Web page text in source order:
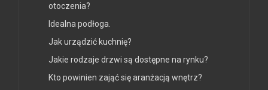
otoczenia?
Idealna podłoga.
Jak urządzić kuchnię?
Jakie rodzaje drzwi są dostępne na rynku?
Kto powinien zająć się aranżacją wnętrz?